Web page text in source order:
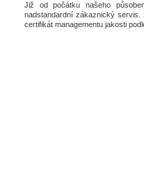
Již od počátku našeho
nadstandardní zákaznický
certifikát managementu jakosti